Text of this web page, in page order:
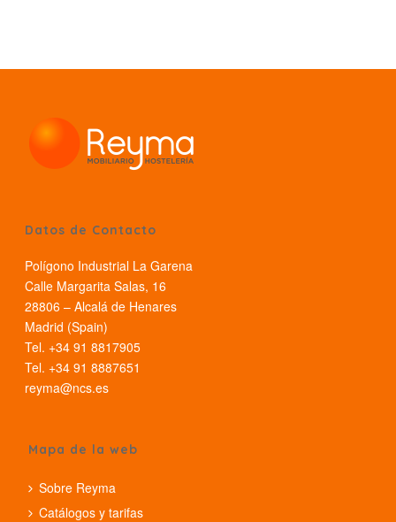
Datos de Contacto
Polígono Industrial La Garena
Calle Margarita Salas, 16
28806 – Alcalá de Henares
Madrid (Spain)
Tel. +34 91 8817905
Tel. +34 91 8887651
reyma@ncs.es
Mapa de la web
Sobre Reyma
Catálogos y tarifas